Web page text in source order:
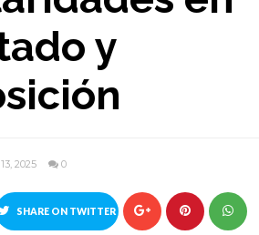
y
2025 0
SHARE ON TWITTER